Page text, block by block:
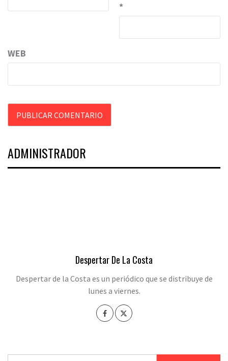
*
WEB
ADMINISTRADOR
Despertar De La Costa
Despertar de la Costa es un periódico que se distribuye de
lunes a viernes.